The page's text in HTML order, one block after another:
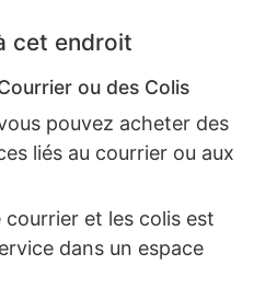
cet endroit
ou des Colis
pouvez acheter des
liés au courrier ou aux
et les colis est
dans un espace